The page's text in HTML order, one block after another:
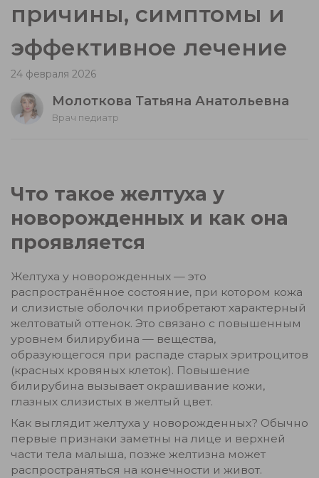
причины, симптомы и
эффективное лечение
24 февраля 2026
Молоткова Татьяна Анатольевна
Врач педиатр
Что такое желтуха у
новорожденных и как она
проявляется
Желтуха у новорожденных — это
распространённое состояние, при котором кожа
и слизистые оболочки приобретают характерный
желтоватый оттенок. Это связано с повышенным
уровнем билирубина — вещества,
образующегося при распаде старых эритроцитов
(красных кровяных клеток). Повышение
билирубина вызывает окрашивание кожи,
глазных слизистых в желтый цвет.
Как выглядит желтуха у новорожденных? Обычно
первые признаки заметны на лице и верхней
части тела малыша, позже желтизна может
распространяться на конечности и живот.